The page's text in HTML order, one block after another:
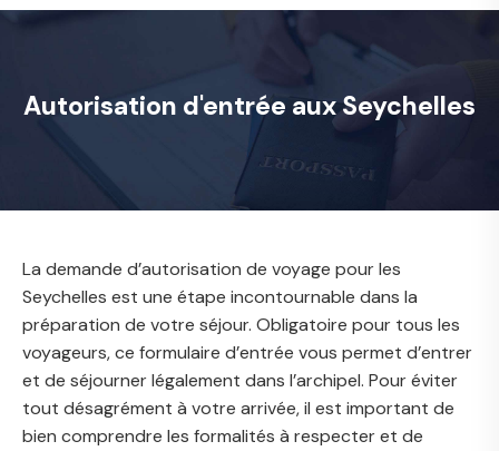
Autorisation d'entrée aux Seychelles
La demande d’autorisation de voyage pour les
Seychelles est une étape incontournable dans la
préparation de votre séjour. Obligatoire pour tous les
voyageurs, ce formulaire d’entrée vous permet d’entrer
et de séjourner légalement dans l’archipel. Pour éviter
tout désagrément à votre arrivée, il est important de
bien comprendre les formalités à respecter et de